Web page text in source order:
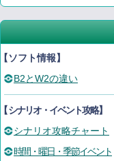
ソフト情報】
B2とW2の違い
シナリオ・イベント攻略】
シナリオ攻略チャート
時間・曜日・季節イベント